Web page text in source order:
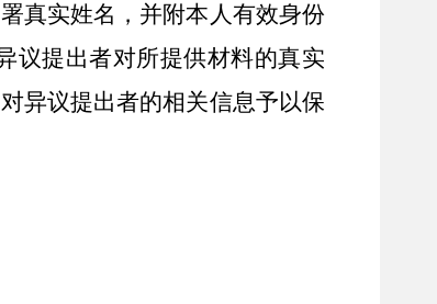
真实姓名，并附本人有效身份
议提出者对所提供材料的真实
异议提出者的相关信息予以保